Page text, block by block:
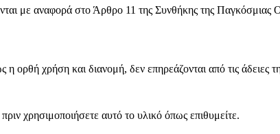
με αναφορά στο Άρθρο 11 της Συνθήκης της Παγκόσμιας
χρήση και διανομή, δεν επηρεάζονται από τις άδειες
χρησιμοποιήσετε αυτό το υλικό όπως επιθυμείτε.